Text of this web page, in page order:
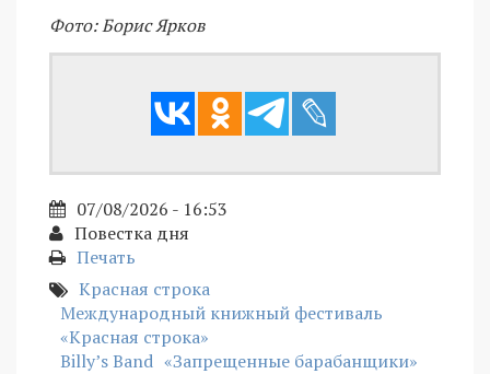
Фото: Борис Ярков
07/08/2026 - 16:53
Повестка дня
Печать
Красная строка
Международный книжный фестиваль
«Красная строка»
Billy’s Band «Запрещенные барабанщики»